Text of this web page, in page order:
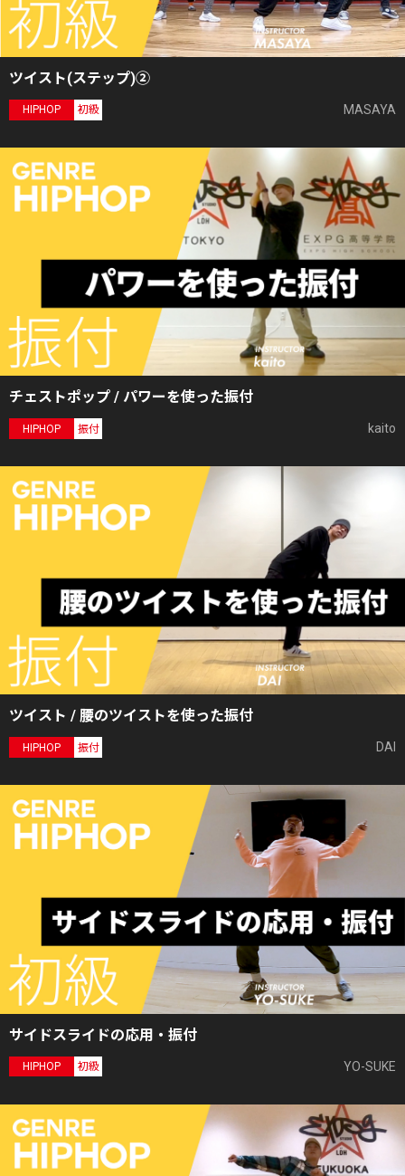
ツイスト(ステップ)②
HIPHOP 初級 MASAYA
チェストポップ / パワーを使った振付
HIPHOP 振付 kaito
ツイスト / 腰のツイストを使った振付
HIPHOP 振付 DAI
サイドスライドの応用・振付
HIPHOP 初級 YO-SUKE